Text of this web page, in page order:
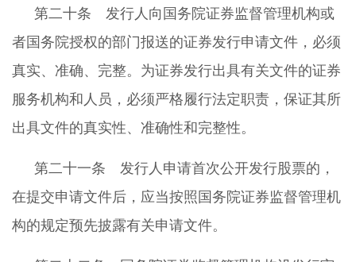
第二十条 发行人向国务院证券监督管理机构或
者国务院授权的部门报送的证券发行申请文件，必须
真实、准确、完整。为证券发行出具有关文件的证券
服务机构和人员，必须严格履行法定职责，保证其所
出具文件的真实性、准确性和完整性。
第二十一条 发行人申请首次公开发行股票的，
在提交申请文件后，应当按照国务院证券监督管理机
构的规定预先披露有关申请文件。